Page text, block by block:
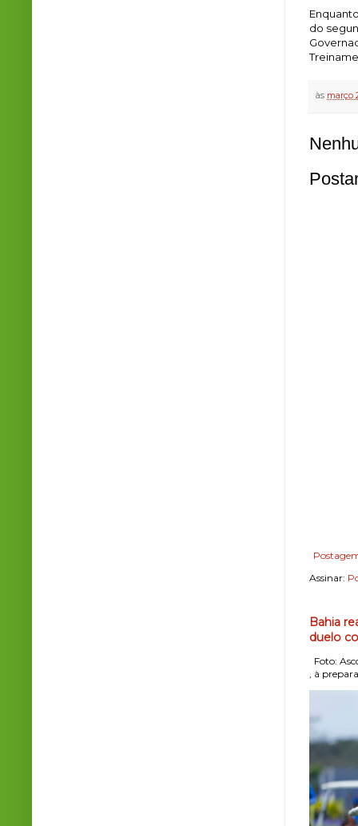
do
às março
Assinar:
Bahia
duelo
Foto:
, à